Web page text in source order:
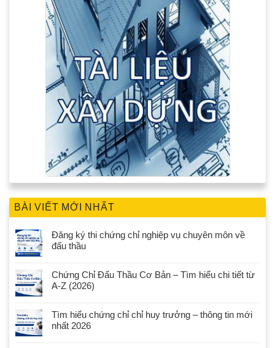
BÀI VIẾT MỚI NHẤT
Đăng ký thi chứng chỉ nghiệp vụ chuyên môn về
đấu thầu
Chứng Chỉ Đấu Thầu Cơ Bản – Tìm hiểu chi tiết từ
A-Z (2026)
Tìm hiểu chứng chỉ chỉ huy trưởng – thông tin mới
nhất 2026